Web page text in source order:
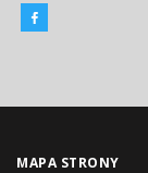
MAPA STRONY